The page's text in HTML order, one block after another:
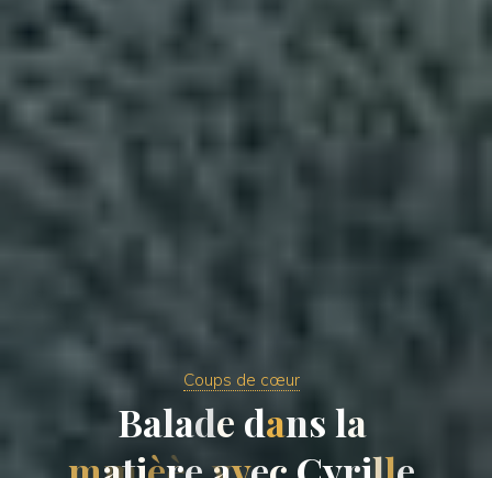
Coups de cœur
Balade dansla